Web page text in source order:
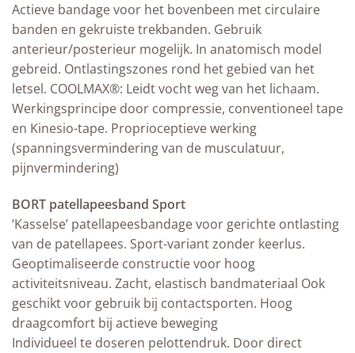
Actieve bandage voor het bovenbeen met circulaire
banden en gekruiste trekbanden. Gebruik
anterieur/posterieur mogelijk. In anatomisch model
gebreid. Ontlastingszones rond het gebied van het
letsel. COOLMAX®: Leidt vocht weg van het lichaam.
Werkingsprincipe door compressie, conventioneel tape
en Kinesio-tape. Proprioceptieve werking
(spanningsvermindering van de musculatuur,
pijnvermindering)
BORT patellapeesband Sport
‘Kasselse’ patellapeesbandage voor gerichte ontlasting
van de patellapees. Sport-variant zonder keerlus.
Geoptimaliseerde constructie voor hoog
activiteitsniveau. Zacht, elastisch bandmateriaal Ook
geschikt voor gebruik bij contactsporten. Hoog
draagcomfort bij actieve beweging
Individueel te doseren pelottendruk. Door direct